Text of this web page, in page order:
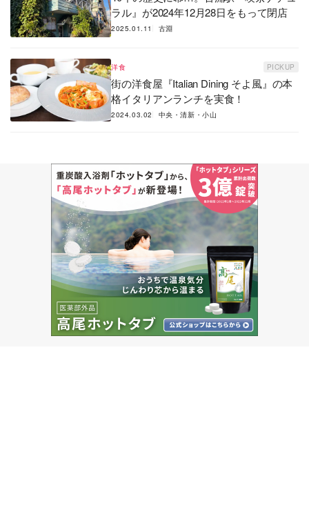
ラル』が2024年12月28日をもって閉店
2025.01.11 古淵
洋食 PICKUP
街の洋食屋『Italian Dining そよ風』の本
格イタリアンランチを実食！
2024.03.02 中央・清新・小山